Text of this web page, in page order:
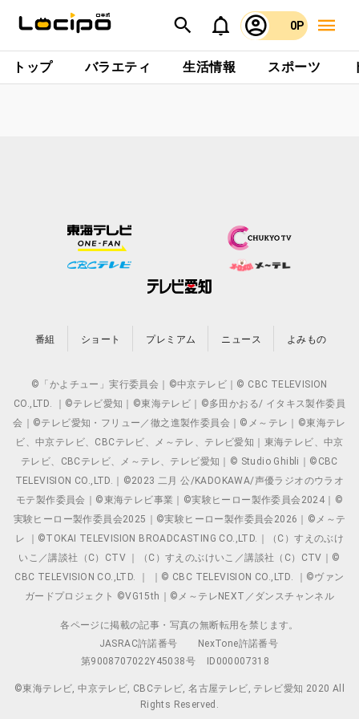
0P
トップ バラエティ 生活情報 スポーツ
番組 ショート プレミアム ニュース よみもの
©「かよチュー」実行委員会｜©中京テレビ｜© CBC TELEVISION
CO.,LTD. ｜©テレビ愛知｜©東海テレビ｜©多田かおる/ イタキス製作委員
会｜©テレビ愛知・フリュー／徹之進製作委員会｜©メ～テレ｜©東海テレ
ビ、中京テレビ、CBCテレビ、メ～テレ、テレビ愛知｜東海テレビ、中京
テレビ、CBCテレビ、メ～テレ、テレビ愛知｜© Studio Ghibli｜©CBC
TELEVISION CO.,LTD.｜©2023 二月 公/KADOKAWA/声優ラジオのウラオ
モテ製作委員会｜©東海テレビ事業｜©実験ヒーロー製作委員会2024｜©
実験ヒーロー製作委員会2025｜©実験ヒーロー製作委員会2026｜©メ～テ
レ ｜©TOKAI TELEVISION BROADCASTING CO.,LTD.｜（C）すえのぶけ
いこ／講談社（C）CTV ｜（C）すえのぶけいこ／講談社（C）CTV｜©
CBC TELEVISION CO.,LTD. ｜ ｜© CBC TELEVISION CO.,LTD. ｜©ヴァン
ガードプロジェクト ©VG15th｜©メ～テレNEXT／ダンスチャンネル
各ページに掲載の記事・写真の無断転用を禁じます。
JASRAC許諾番号
NexTone許諾番号
第9008707022Y45038号
ID000007318
©東海テレビ, 中京テレビ, CBCテレビ, 名古屋テレビ, テレビ愛知 2020 All
Rights Reserved.